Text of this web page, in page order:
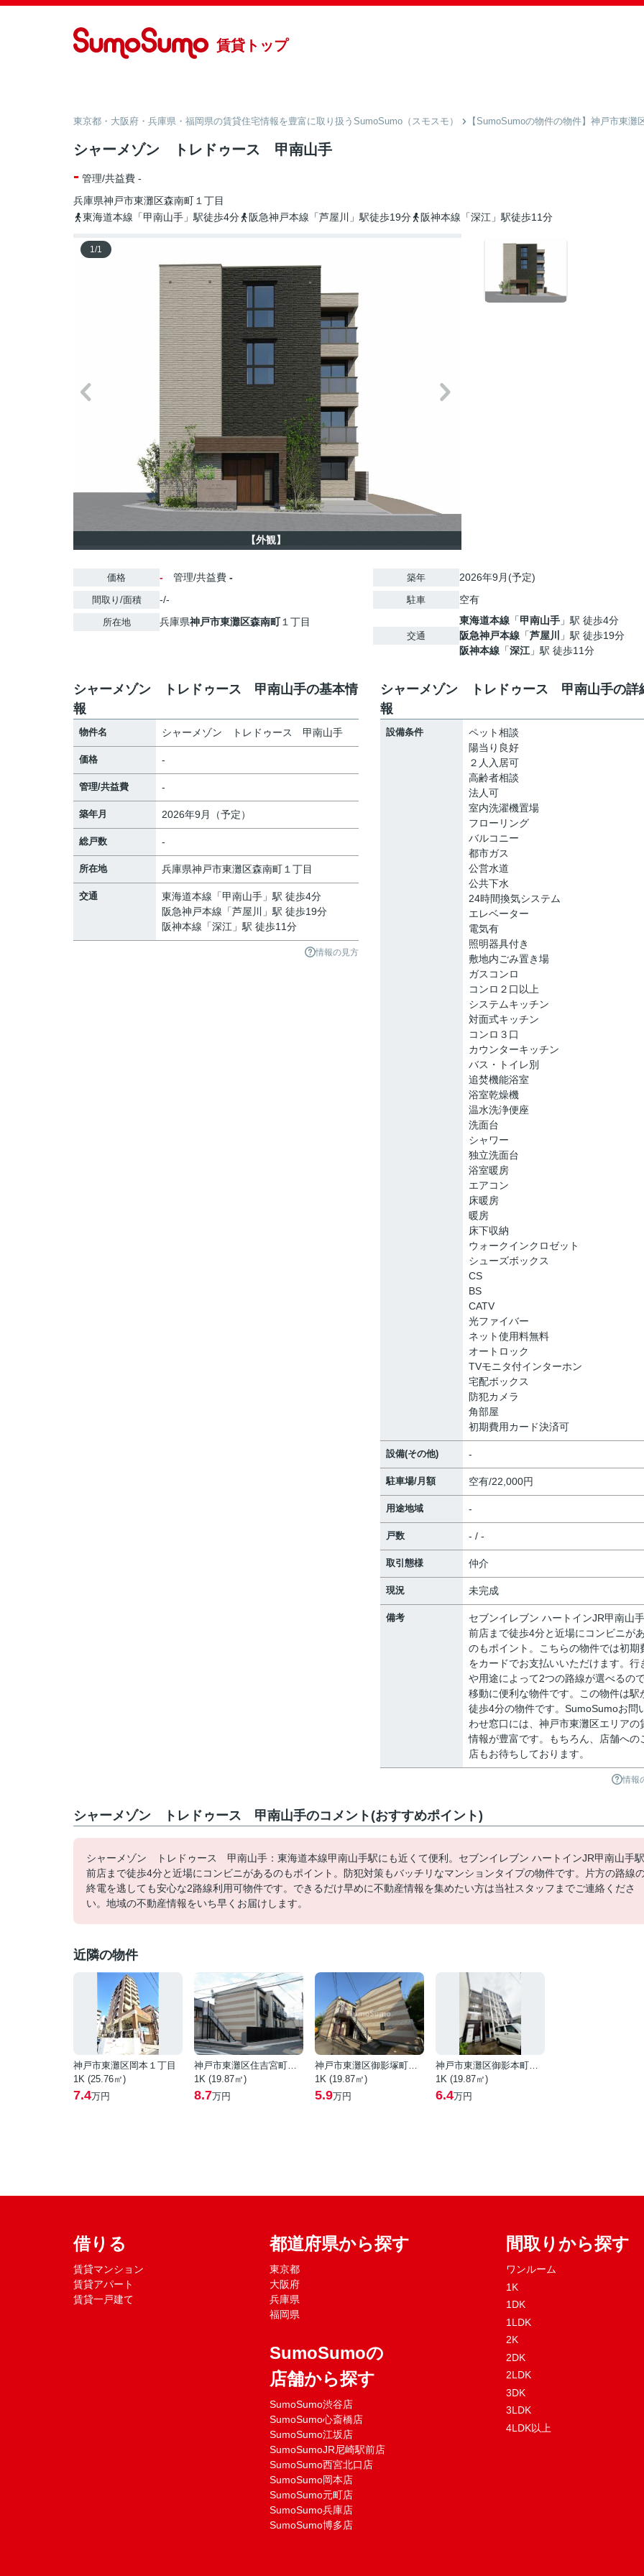
賃貸トップ
東京都・大阪府・兵庫県・福岡県の賃貸住宅情報を豊富に取り扱うSumoSumo（スモスモ） 【SumoSumoの物件の物件】神戸市東灘
シャーメゾン トレドゥース 甲南山手
- 管理/共益費 -
兵庫県神戸市東灘区森南町 １丁目
東海道本線「甲南山手」駅徒歩4分
阪急神戸本線「芦屋川」駅徒歩19分 阪神本線「深江」駅徒歩11分
1/1
【外観】
価格 - 管理/共益費 -
間取り/面積 -/-
所在地 兵庫県神戸市東灘区森南町１丁目
築年 2026年9月(予定)
駐車 空有
交通
東海道本線 「甲南山手 」駅 徒歩4分
阪急神戸本線 「芦屋川
」駅 徒歩19分
阪神本線 「深江 」駅 徒歩11分
シャーメゾン トレドゥース 甲南山手の基本情
報
物件名 シャーメゾン トレドゥース 甲南山手
価格 -
管理/共益費 -
築年月 2026年9月（予定）
総戸数 -
所在地 兵庫県神戸市東灘区森南町 １丁目
交通 東海道本線 「甲南山手 」駅 徒歩4分
阪急神戸本線 「芦屋川
」駅 徒歩19分
阪神本線 「深江 」駅 徒歩11分
情報の見方
シャーメゾン トレドゥース 甲南山手の詳
報
設備条件
ペット相談
陽当り良好
２人入居可
高齢者相談
法人可
室内洗濯機置場
フローリング
バルコニー
都市ガス
公営水道
公共下水
24時間換気システム
エレベーター
電気有
照明器具付き
敷地内ごみ置き場
ガスコンロ
コンロ２口以上
システムキッチン
対面式キッチン
コンロ３口
カウンターキッチン
バス・トイレ別
追焚機能浴室
浴室乾燥機
温水洗浄便座
洗面台
シャワー
独立洗面台
浴室暖房
エアコン
床暖房
暖房
床下収納
ウォークインクロゼット
シューズボックス
CS
BS
CATV
光ファイバー
ネット使用料無料
オートロック
TVモニタ付インターホン
宅配ボックス
防犯カメラ
角部屋
初期費用カード決済可
設備(その他) -
駐車場/月額 空有/22,000円
用途地域 -
戸数 - / -
取引態様 仲介
現況 未完成
備考
セブンイレブン ハートインJR甲南山
前店まで徒歩4分と近場にコンビニが
のもポイント。こちらの物件では初期
をカードでお支払いいただけます。行
や用途によって2つの路線が選べるの
移動に便利な物件です。この物件は駅
徒歩4分の物件です。SumoSumoお問
わせ窓口には、神戸市東灘区エリアの
情報が豊富です。もちろん、店舗への
店もお待ちしております。
情報
シャーメゾン トレドゥース 甲南山手のコメント(おすすめポイント)
シャーメゾン トレドゥース 甲南山手：東海道本線甲南山手駅にも近くて便利。セブンイレブン ハートインJR甲南山手駅
前店まで徒歩4分と近場にコンビニがあるのもポイント。防犯対策もバッチリなマンションタイプの物件です。片方の路線
終電を逃しても安心な2路線利用可物件です。できるだけ早めに不動産情報を集めたい方は当社スタッフまでご連絡くださ
い。地域の不動産情報をいち早くお届けします。
近隣の物件
神戸市東灘区岡本１丁目
1K (25.76㎡)
7.4万円
神戸市東灘区住吉宮町１丁目
1K (19.87㎡)
8.7万円
神戸市東灘区御影塚町３丁目
1K (19.87㎡)
5.9万円
神戸市東灘区御影本町５丁目
1K (19.87㎡)
6.4万円
借りる
賃貸マンション
賃貸アパート
賃貸一戸建て
都道府県から探す
東京都
大阪府
兵庫県
福岡県
SumoSumoの
店舗から探す
SumoSumo渋谷店
SumoSumo心斎橋店
SumoSumo江坂店
SumoSumoJR尼崎駅前店
SumoSumo西宮北口店
SumoSumo岡本店
SumoSumo元町店
SumoSumo兵庫店
SumoSumo博多店
間取りから探す
ワンルーム
1K
1DK
1LDK
2K
2DK
2LDK
3DK
3LDK
4LDK以上